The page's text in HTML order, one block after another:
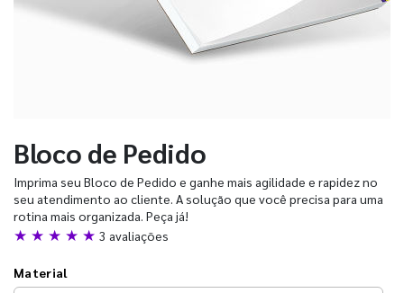
Bloco de Pedido
Imprima seu Bloco de Pedido e ganhe mais agilidade e rapidez no
seu atendimento ao cliente. A solução que você precisa para uma
rotina mais organizada. Peça já!
★ ★ ★ ★ ★ 3 avaliações
Material